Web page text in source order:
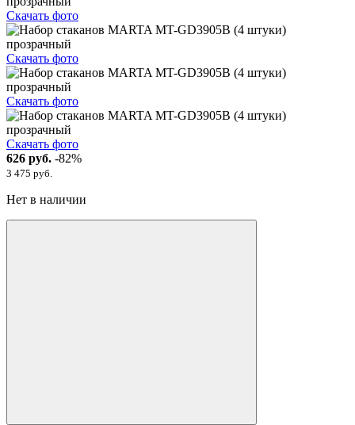
Скачать фото
Скачать фото
Скачать фото
Скачать фото
626 руб. -82%
3 475 руб.
Нет в наличии